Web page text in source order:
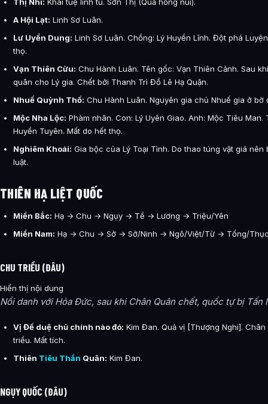
Thị Nhi: Khai tuệ linh tu. Sơn Thị (Quả hồng núi).
A Hội Lạt: Linh Sơ Luân.
Lư Uyển Dung: Linh Sơ Luân. Chồng: Lý Huyền Lĩnh. Đột phá
thọ.
Vạn Thiên Cừu: Chu Hành Luân. Tên gốc: Vạn Thiên Cảnh. Sau
quân cho Lý gia. Chết bởi Thanh Trì Đồ Lê Hạ Quận.
Nhuế Quỳnh Thố: Chu Hành Luân. Nguyên gia chủ Nhuế gia ở bờ
Mộc Nha Lộc: Phàm nhân. Con: Lý Uyên Giao. Anh: Mộc Tiêu
Huyền Tuyên. Mất do hết thọ.
Nghiêm Khoái: Gia bộc của Lý Toại Tình. Do thao túng vật giá nên
luật.
THIÊN HẠ LIỆT QUỐC
Miền Bắc: Hạ → Chu → Ngụy → Tề → Lương → Triệu/Yên
Miền Nam: Hạ → Chu → Sở → Sở/Ninh → Ngô/Việt/Từ → Tống/
CHU TRIỀU (ĐÂU)
Hiển thị nội dung
Nổi danh với Hỏa Đức, sau khi Chân Quân chết, quốc tự bị Tấn
Vị Đế duệ chủ chính nào đó: Kim Đan. Quả vị [Thượng Nghi].
triều. Mất tích.
Thiên Tiêu Thần Quân: Kim Đan.
NGỤY QUỐC (ĐÂU)